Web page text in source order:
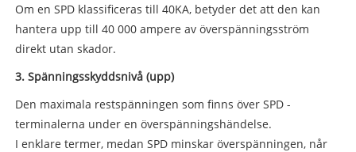
Om en SPD klassificeras till 40KA, betyder det att den kan
hantera upp till 40 000 ampere av överspänningsström
direkt utan skador.
3. Spänningsskyddsnivå (upp)
Den maximala restspänningen som finns över SPD -
terminalerna under en överspänningshändelse.
I enklare termer, medan SPD minskar överspänningen, når